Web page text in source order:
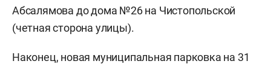
Абсалямова до дома №26 на Чистопольской
(четная сторона улицы).
Наконец, новая муниципальная парковка на 31